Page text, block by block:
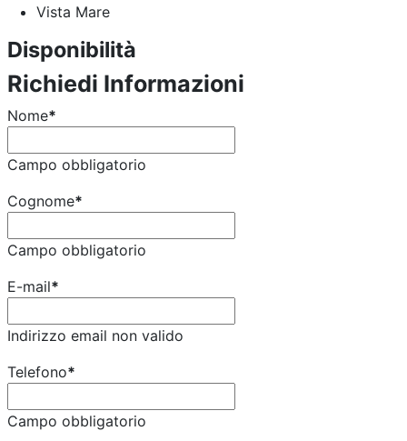
Vista Mare
Disponibilità
Richiedi Informazioni
Nome*
Campo obbligatorio
Cognome*
Campo obbligatorio
E-mail*
Indirizzo email non valido
Telefono*
Campo obbligatorio